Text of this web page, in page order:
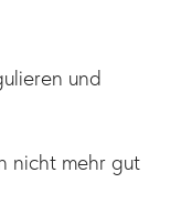
und
nicht mehr gut